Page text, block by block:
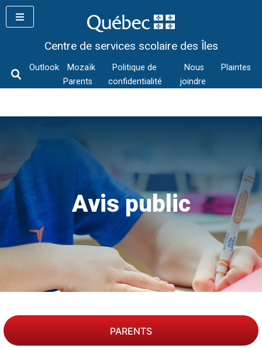
Skip
Centre de services scolaire des Îles
Outlook
Mozaïk
Parents
Politique de
confidentialité
Nous
joindre
Plaintes
Avis public
PARENTS